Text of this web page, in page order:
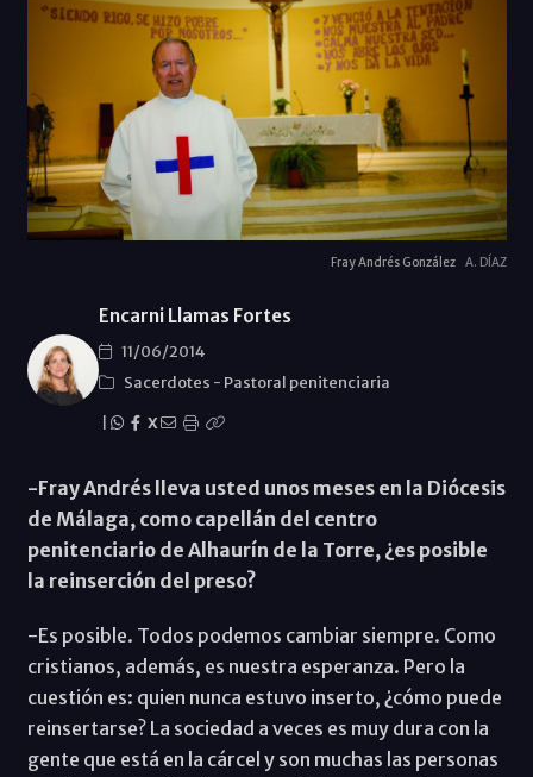
Fray Andrés González A. DÍAZ
Encarni Llamas Fortes
11/06/2014
Sacerdotes - Pastoral penitenciaria
X
-Fray Andrés lleva usted unos meses en la Diócesis
de Málaga, como capellán del centro
penitenciario de Alhaurín de la Torre, ¿es posible
la reinserción del preso?
-Es posible. Todos podemos cambiar siempre. Como
cristianos, además, es nuestra esperanza. Pero la
cuestión es: quien nunca estuvo inserto, ¿cómo puede
reinsertarse? La sociedad a veces es muy dura con la
gente que está en la cárcel y son muchas las personas